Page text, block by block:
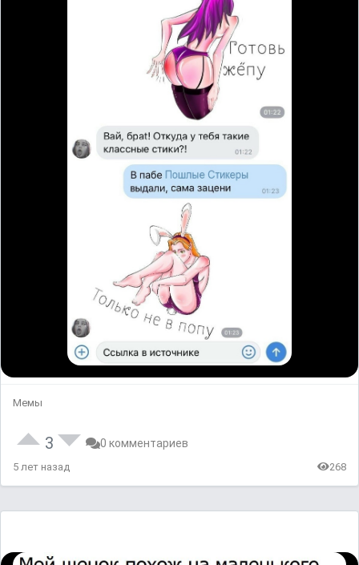
Мемы
3 0 комментариев
5 лет назад 268